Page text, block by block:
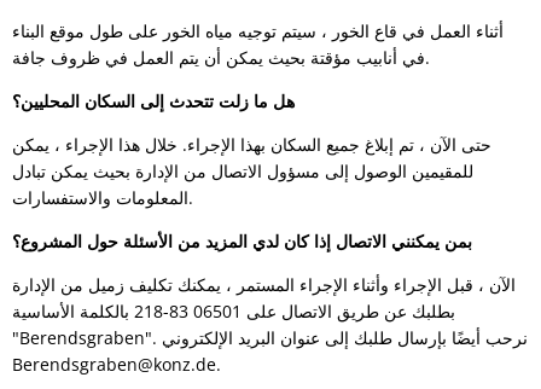
أثناء العمل في قاع الخور ، سيتم توجيه مياه الخور على طول موقع البناء
في أنابيب مؤقتة بحيث يمكن أن يتم العمل في ظروف جافة.
هل ما زلت تتحدث إلى السكان المحليين؟
حتى الآن ، تم إبلاغ جميع السكان بهذا الإجراء. خلال هذا الإجراء ، يمكن
للمقيمين الوصول إلى مسؤول الاتصال من الإدارة بحيث يمكن تبادل
المعلومات والاستفسارات.
بمن يمكنني الاتصال إذا كان لدي المزيد من الأسئلة حول المشروع؟
الآن ، قبل الإجراء وأثناء الإجراء المستمر ، يمكنك تكليف زميل من الإدارة
بطلبك عن طريق الاتصال على 06501 83-218 بالكلمة الأساسية
"Berendsgraben". نرحب أيضًا بإرسال طلبك إلى عنوان البريد الإلكتروني
Berendsgraben@konz.de.